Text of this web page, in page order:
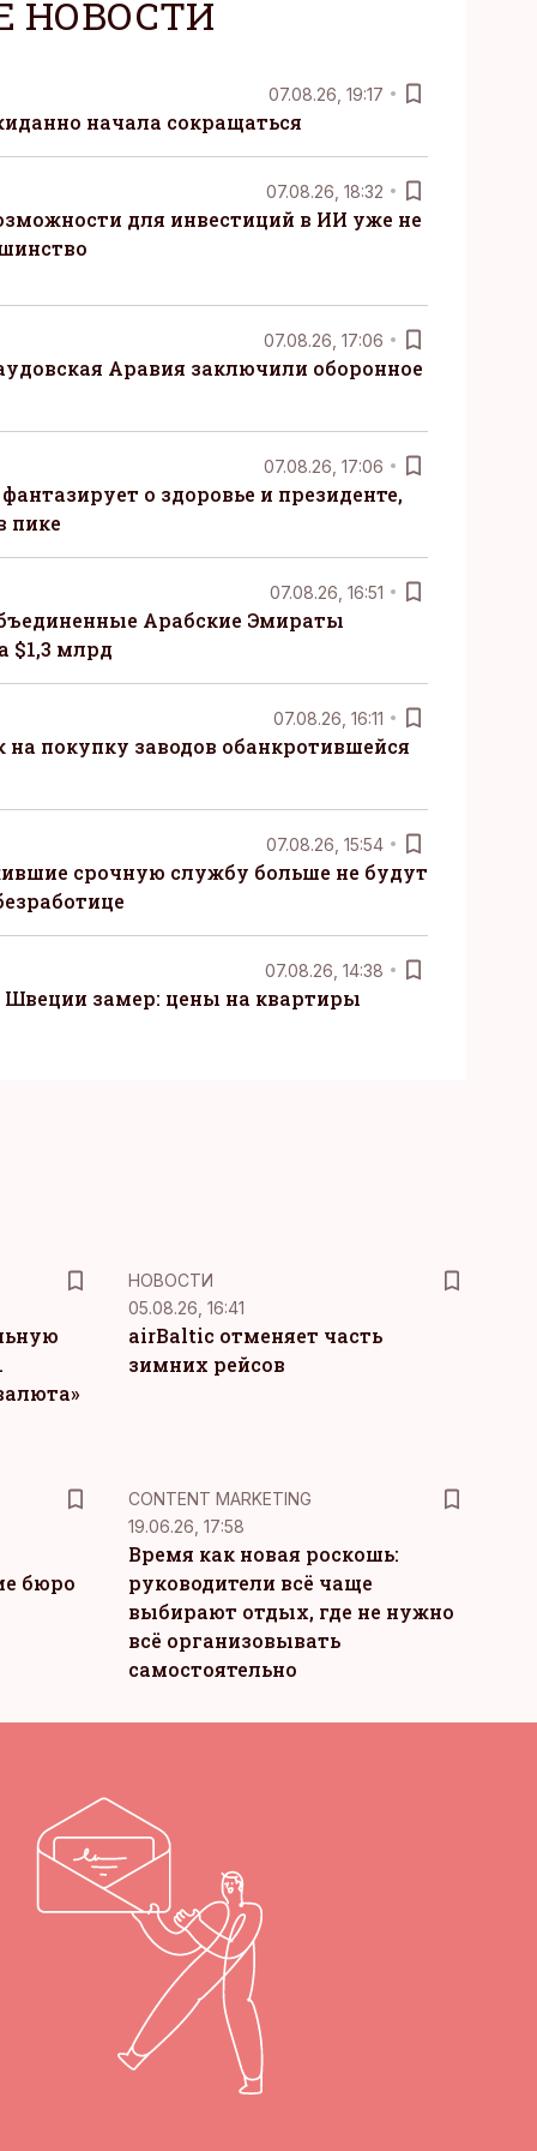
НОВОСТИ
07.08.26, 19:17
начала сокращаться
07.08.26, 18:32
для инвестиций в ИИ уже не
07.08.26, 17:06
Аравия заключили оборонное
07.08.26, 17:06
о здоровье и президенте,
пике
07.08.26, 16:51
Арабские Эмираты
$1,3 млрд
07.08.26, 16:11
покупку заводов обанкротившейся
07.08.26, 15:54
срочную службу больше не будут
07.08.26, 14:38
замер: цены на квартиры
НОВОСТИ
05.08.26, 16:41
airBaltic отменяет часть
зимних рейсов
бюро
KM
CONTENT MARKETING
19.06.26, 17:58
Время как новая роскошь:
руководители всё чаще
выбирают отдых, где не нужно
всё организовывать
самостоятельно